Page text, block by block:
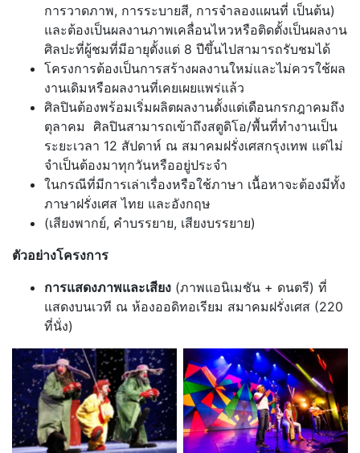
การวาดภาพ, การระบายสี, การจำลองแผนที่ เป็นต้น)
และต้องเป็นผลงานภาพเคลื่อนไหวหรือติดตั้งเป็นผลงาน
ศิลปะที่ผู้ชมที่มีอายุตั้งแต่ 8 ปีขึ้นไปสามารถรับชมได้
โครงการต้องเป็นการสร้างผลงานใหม่และไม่ควรใช้ผล
งานเดิมหรือผลงานที่เคยเผยแพร่แล้ว
ศิลปินต้องพร้อมเริ่มผลิตผลงานตั้งแต่เดือนกรกฎาคมถึง
ตุลาคม ศิลปินสามารถเข้าถึงสตูดิโอ/พื้นที่ทำงานเป็น
ระยะเวลา 12 สัปดาห์ ณ สมาคมฝรั่งเศสกรุงเทพ แต่ไม่
จำเป็นต้องมาทุกวันหรืออยู่ประจำ
ในกรณีที่มีการเล่าเรื่องหรือใช้ภาษา เนื้อหาจะต้องมีทั้ง
ภาษาฝรั่งเศส ไทย และอังกฤษ
(เสียงพากย์, คำบรรยาย, เสียงบรรยาย)
ตัวอย่างโครงการ
การแสดงภาพและเสียง (ภาพแอนิเมชัน + ดนตรี) ที่
แสดงบนเวที ณ ห้องออดิทอเรียม สมาคมฝรั่งเศส (220
ที่นั่ง)